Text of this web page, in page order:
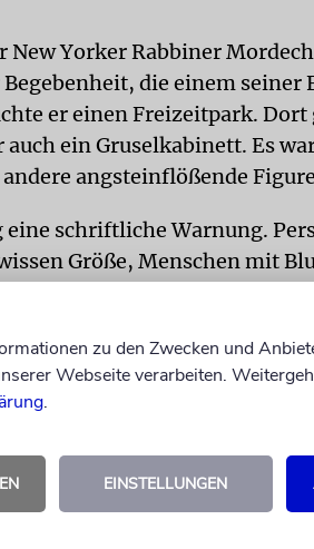
New Yorker Rabbiner
die einem seiner
er einen Freizeitpark. Dort
ein Gruselkabinett. Es
angsteinflößende
schriftliche Warnung.
Größe, Menschen mit
Warnung gelesen hatte,
Er sah, wer sich dort
Leuten einen kleinen
Junge lachte, als ob es eine
zu den Zwecken und
Webseite verarbeiten.
.
EINSTELLUNGEN